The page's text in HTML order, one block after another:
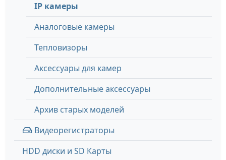
IP камеры
Аналоговые камеры
Тепловизоры
Аксессуары для камер
Дополнительные аксессуары
Архив старых моделей
Видеорегистраторы
HDD диски и SD Карты